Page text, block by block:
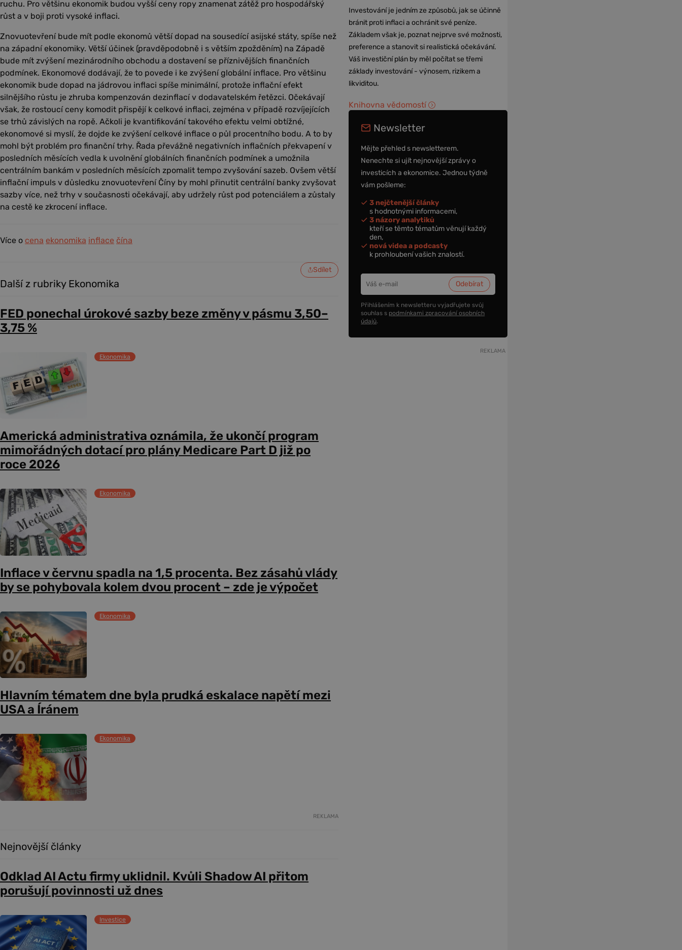
ruchu. Pro většinu ekonomik budou vyšší ceny ropy znamenat zátěž pro hospodářský
růst a v boji proti vysoké inflaci.
Znovuotevření bude mít podle ekonomů větší dopad na sousedící asijské státy, spíše než
na západní ekonomiky. Větší účinek (pravděpodobně i s větším zpožděním) na Západě
bude mít zvýšení mezinárodního obchodu a dostavení se příznivějších finančních
podmínek. Ekonomové dodávají, že to povede i ke zvýšení globální inflace. Pro většinu
ekonomik bude dopad na jádrovou inflaci spíše minimální, protože inflační efekt
silnějšího růstu je zhruba kompenzován dezinflací v dodavatelském řetězci. Očekávají
však, že rostoucí ceny komodit přispějí k celkové inflaci, zejména v případě rozvíjejících
se trhů závislých na ropě. Ačkoli je kvantifikování takového efektu velmi obtížné,
ekonomové si myslí, že dojde ke zvýšení celkové inflace o půl procentního bodu. A to by
mohl být problém pro finanční trhy. Řada převážně negativních inflačních překvapení v
posledních měsících vedla k uvolnění globálních finančních podmínek a umožnila
centrálním bankám v posledních měsících zpomalit tempo zvyšování sazeb. Ovšem větší
inflační impuls v důsledku znovuotevření Číny by mohl přinutit centrální banky zvyšovat
sazby více, než trhy v současnosti očekávají, aby udržely růst pod potenciálem a zůstaly
na cestě ke zkrocení inflace.
Více o cena ekonomika inflace čína
Sdílet
Další z rubriky Ekonomika
FED ponechal úrokové sazby beze změny v pásmu 3,50–
3,75 %
Ekonomika
Americká administrativa oznámila, že ukončí program
mimořádných dotací pro plány Medicare Part D již po
roce 2026
Ekonomika
Inflace v červnu spadla na 1,5 procenta. Bez zásahů vlády
by se pohybovala kolem dvou procent – zde je výpočet
Ekonomika
Hlavním tématem dne byla prudká eskalace napětí mezi
USA a Íránem
Ekonomika
REKLAMA
Nejnovější články
Odklad AI Actu firmy uklidnil. Kvůli Shadow AI přitom
porušují povinnosti už dnes
Investice
Investování je jedním ze způsobů, jak se účinně
bránit proti inflaci a ochránit své peníze.
Základem však je, poznat nejprve své možnosti,
preference a stanovit si realistická očekávání.
Váš investiční plán by měl počítat se třemi
základy investování - výnosem, rizikem a
likviditou.
Knihovna vědomostí
Newsletter
Mějte přehled s newsletterem.
Nenechte si ujít nejnovější zprávy o
investicích a ekonomice. Jednou týdně
vám pošleme:
3 nejčtenější články
s hodnotnými informacemi,
3 názory analytiků
kteří se těmto tématům věnují každý
den,
nová videa a podcasty
k prohloubení vašich znalostí.
Přihlášením k newsletteru vyjadřujete svůj
souhlas s podmínkami zpracování osobních
údajů.
REKLAMA